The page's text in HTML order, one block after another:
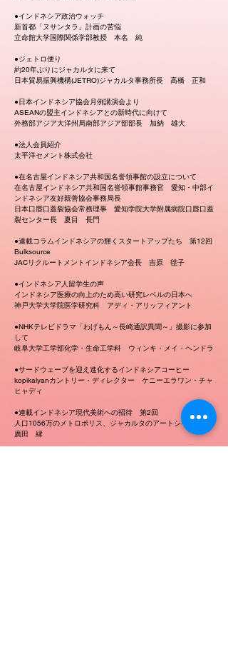
●インドネシア政治ウォッチ
新首都「ヌサンタラ」計画の苦悩
立命館大学国際関係学部教授 本名 純
●ジェトロ便り
約20年ぶりにジャカルタに来て
日本貿易振興機構(JETRO)ジャカルタ事務所長 高橋 正和
●日本インドネシア協会月例講演会より
ASEANの盟主インドネシアとの新時代に向けて
外務部アジア大洋州局南部アジア部部長 加納 雄大
●法人会員紹介
太平洋セメント株式会社
●在名古屋インドネシア共和国名誉領事館の設立について
在名古屋インドネシア共和国名誉領事館事務官 愛知・中部イ
ンドネシア友好親善協会事務局長
日本口唇口蓋裂協会常務理事 愛知学院大学附属病院口唇口蓋
裂センター長 夏目 長門
●連載コラムインドネシアの輝くスタートアップたち 第12回
Bulksource
JACリクルートメントインドネシア会長 吉原 毬子
●インドネシア人留学生の声
インドネシア医療の向上のため高い研究レベルの日本へ
神戸大学大学院医学研究科 アディ・アリッフィアント
●NHKテレビドラマ「わげもん～長崎通訳異聞～」撮影に参加
して
岐阜大学工学部化学・生命工学科 ウィンキ・メイ・ヘンドラ
●サードウェーブを迎え進化するインドネシアコーヒー
kopikalyanカントリー・ディレクター ケニーエラワン・チャ
ヒャディ
●連載インドネシア現代美術への招待 第2回
人口1056万のメトロポリス、ジャカルタのアートシーン
廣田 縁